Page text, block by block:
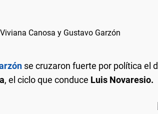
se cruzaron fuerte por política el
, el ciclo que conduce Luis Novaresio.